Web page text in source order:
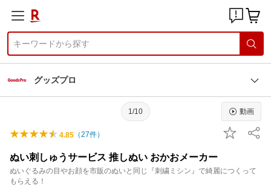
グッズプロ
1/10 動画
4.85 （27件）
ぬい刺しゅうサービス 推しぬい おかおメーカー
ぬいぐるみの目やお顔を市販のぬいと同じ『刺繍ミシン』で綺麗につくって
もらえる！